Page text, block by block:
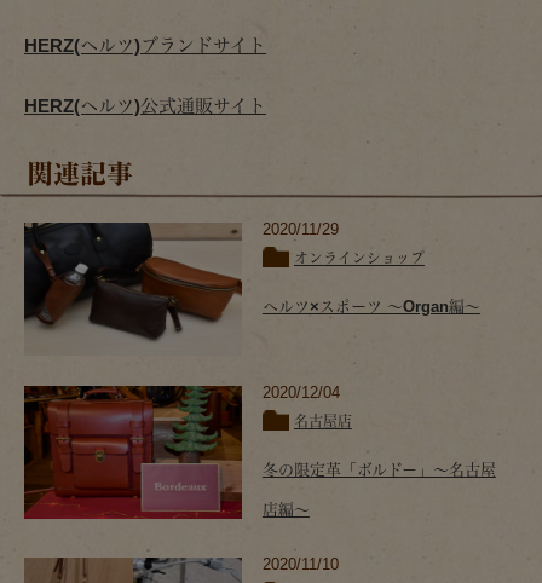
HERZ(ヘルツ)ブランドサイト
HERZ(ヘルツ)公式通販サイト
関連記事
2020/11/29
オンラインショップ
ヘルツ×スポーツ ～Organ編～
2020/12/04
名古屋店
冬の限定革「ボルドー」～名古屋
店編～
2020/11/10